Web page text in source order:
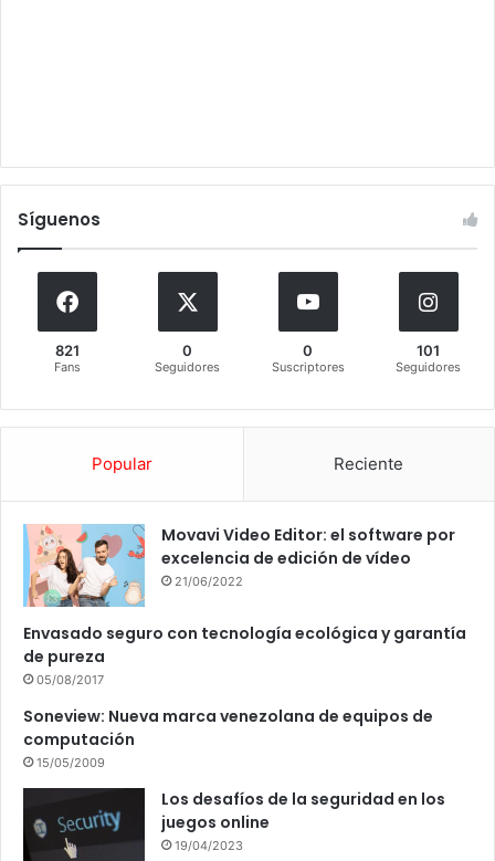
Síguenos
821
Fans
0
Seguidores
0
Suscriptores
101
Seguidores
Popular Reciente
Movavi Video Editor: el software por
excelencia de edición de vídeo
21/06/2022
Envasado seguro con tecnología ecológica y garantía
de pureza
05/08/2017
Soneview: Nueva marca venezolana de equipos de
computación
15/05/2009
Los desafíos de la seguridad en los
juegos online
19/04/2023